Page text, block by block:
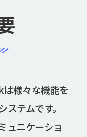
様々な機能を
テムです。
ュニケーショ